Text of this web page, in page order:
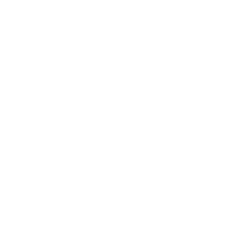
Brauerei in
wird. Wir
e.V., Zuhause
ein